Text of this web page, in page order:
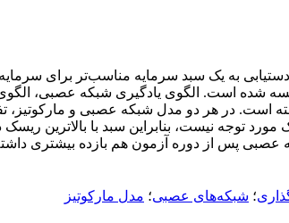
به یک سبد سرمایه مناسب‌تر برای
شده است. الگوی یادگیری شبکه عصبی،
است. در هر دو مدل شبکه عصبی و مارکوتیز،
توجه نیست، بنابراین سبد با بالاترین
پس از دوره آزمون هم بازده بیشتری
؛ شبکه‌های عصبی؛ مدل مارکوتیز